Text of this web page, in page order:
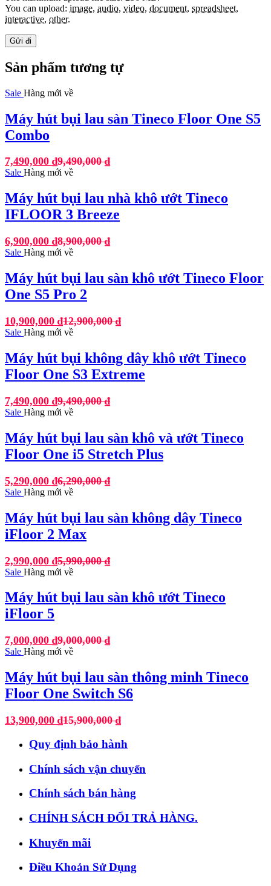
You can upload: image, audio, video, document, spreadsheet,
interactive, other.
Sản phẩm tương tự
Sale Hàng mới về
Máy hút bụi lau sàn Tineco Floor One S5
Combo
7,490,000 ₫9,490,000₫
Sale Hàng mới về
Máy hút bụi lau nhà khô ướt Tineco
IFLOOR 3 Breeze
6,900,000 ₫8,900,000₫
Sale Hàng mới về
Máy hút bụi lau sàn khô ướt Tineco Floor
One S5 Pro 2
10,900,000 ₫12,900,000₫
Sale Hàng mới về
Máy hút bụi không dây khô ướt Tineco
Floor One S3 Extreme
7,490,000 ₫9,490,000₫
Sale Hàng mới về
Máy hút bụi lau sàn khô và ướt Tineco
Floor One i5 Stretch Plus
5,290,000 ₫6,290,000₫
Sale Hàng mới về
Máy hút bụi lau sàn không dây Tineco
iFloor 2 Max
2,990,000 ₫5,990,000₫
Sale Hàng mới về
Máy hút bụi lau sàn khô ướt Tineco
iFloor 5
7,000,000 ₫9,000,000₫
Sale Hàng mới về
Máy hút bụi lau sàn thông minh Tineco
Floor One Switch S6
13,900,000 ₫15,900,000₫
Quy định bảo hành
Chính sách vận chuyển
Chính sách bán hàng
CHÍNH SÁCH ĐỔI TRẢ HÀNG.
Khuyến mãi
Điều Khoản Sử Dụng